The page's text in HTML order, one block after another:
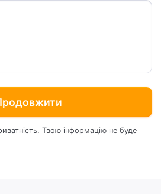
Твою інформацію не буде